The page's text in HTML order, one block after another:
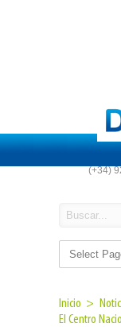
(+34)
Inicio >
El Centro